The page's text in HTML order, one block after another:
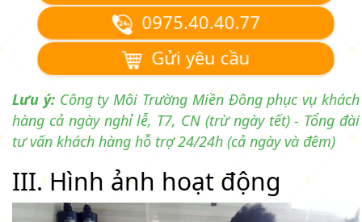
0975.40.40.77
Gửi yêu cầu
Lưu ý:Công ty Môi Trường Miền Đông phục vụ khách
hàng cả ngày nghỉ lễ, T7, CN (trừ ngày tết) - Tổng đài
tư vấn khách hàng hỗ trợ 24/24h (cả ngày và đêm)
III. Hình ảnh hoạt động